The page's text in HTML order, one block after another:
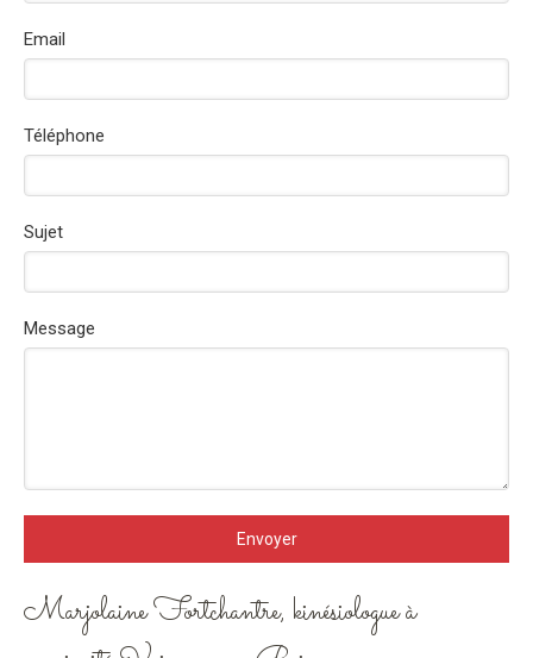
Email
Téléphone
Sujet
Message
Envoyer
Marjolaine Fortchantre, kinésiologue à